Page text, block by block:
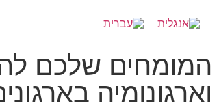
המומחים שלכם
וארגונומיה